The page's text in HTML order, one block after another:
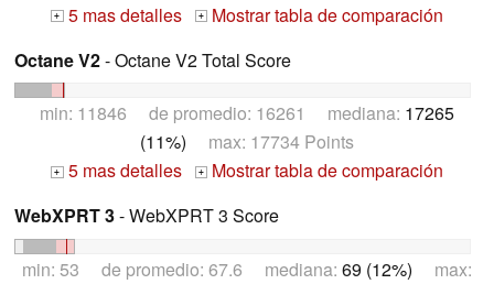
+ 5 mas detalles +
Mostrar tabla de comparación
Octane V2- Octane V2 Total Score
min: 11846 de promedio: 16261 mediana: 17265
(11%) max: 17734 Points
+ 5 mas detalles +
Mostrar tabla de comparación
WebXPRT 3- WebXPRT 3 Score
min: 53 de promedio: 67.6 mediana: 69 (12%) max: